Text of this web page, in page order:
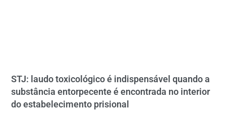
STJ: laudo toxicológico é indispensável quando a
substância entorpecente é encontrada no interior
do estabelecimento prisional